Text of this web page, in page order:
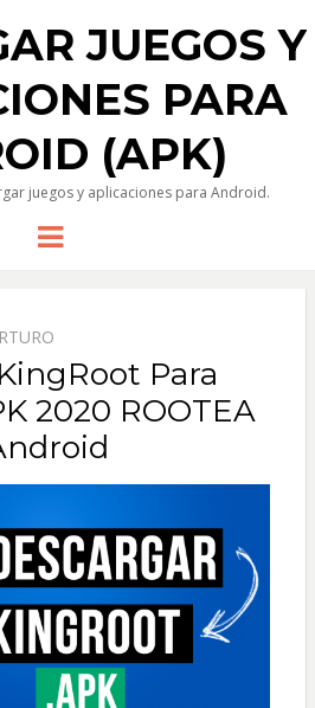
JUEGOS Y
PARA
(APK)
juegos y aplicaciones para Android.
Menu
Para
2020 ROOTEA